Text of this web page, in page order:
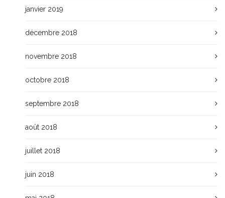
janvier 2019
décembre 2018
novembre 2018
octobre 2018
septembre 2018
août 2018
juillet 2018
juin 2018